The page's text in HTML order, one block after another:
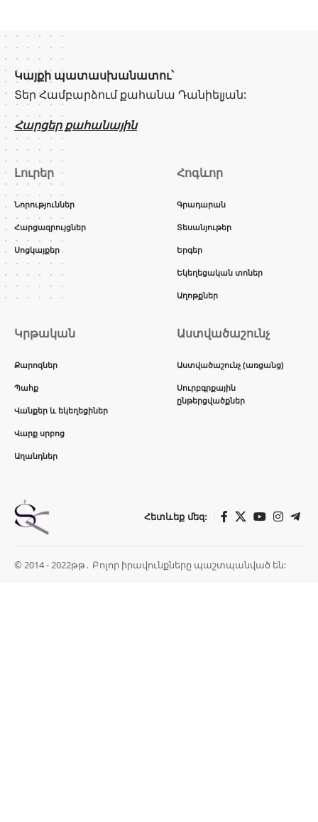
Կայքի պատասխանատու՝
Տեր Համբարձում քահանա Դանիելյան:
Հարցեր քահանային
Լուրեր
Նորություններ
Հարցազրույցներ
Սոցկայքեր
Հոգևոր
Գրադարան
Տեսանյութեր
Երգեր
Եկեղեցական տոներ
Աղոթքներ
Կրթական
Քարոզներ
Պահք
Վանքեր և եկեղեցիներ
Վարք սրբոց
Աղանդներ
Աստվածաշունչ
Աստվածաշունչ (առցանց)
Սուրբգրքային
ընթերցվածքներ
Հետևեք մեզ:
© 2014 - 2022թթ․ Բոլոր իրավունքները պաշտպանված են: